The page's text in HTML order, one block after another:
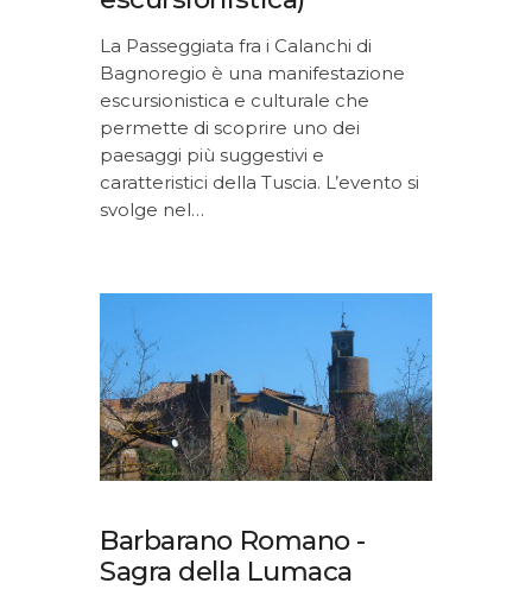
La Passeggiata fra i Calanchi di
Bagnoregio è una manifestazione
escursionistica e culturale che
permette di scoprire uno dei
paesaggi più suggestivi e
caratteristici della Tuscia. L’evento si
svolge nel…
Barbarano Romano -
Sagra della Lumaca